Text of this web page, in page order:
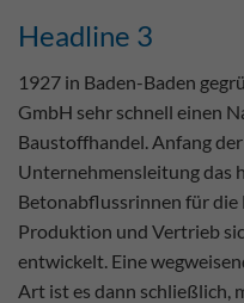
Headline 3
1927 in Baden-Baden
GmbH sehr schnell einen
Baustoffhandel. Anfang
Unternehmensleitung das
Betonabflussrinnen für
Produktion und Vertrieb
entwickelt. Eine
Art ist es dann schließlich,